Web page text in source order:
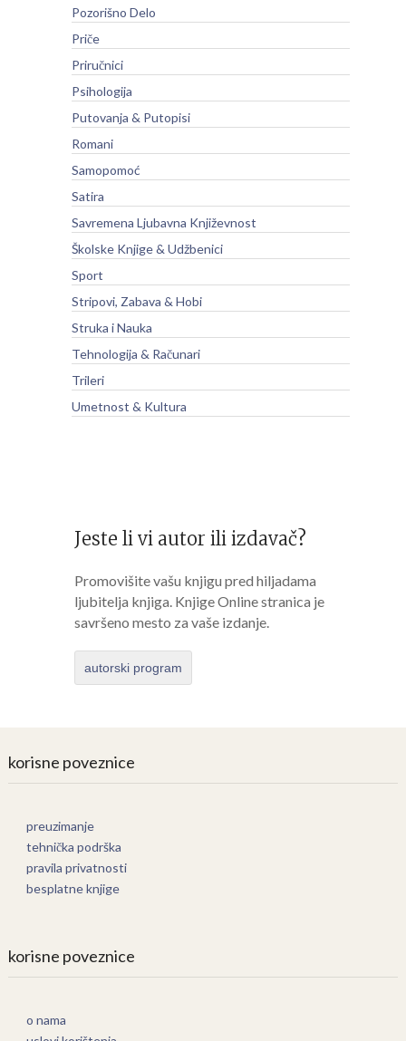
Pozorišno Delo
Priče
Priručnici
Psihologija
Putovanja & Putopisi
Romani
Samopomoć
Satira
Savremena Ljubavna Književnost
Školske Knjige & Udžbenici
Sport
Stripovi, Zabava & Hobi
Struka i Nauka
Tehnologija & Računari
Trileri
Umetnost & Kultura
Jeste li vi autor ili izdavač?
Promovišite vašu knjigu pred hiljadama
ljubitelja knjiga. Knjige Online stranica je
savršeno mesto za vaše izdanje.
autorski program
korisne poveznice
preuzimanje
tehnička podrška
pravila privatnosti
besplatne knjige
korisne poveznice
o nama